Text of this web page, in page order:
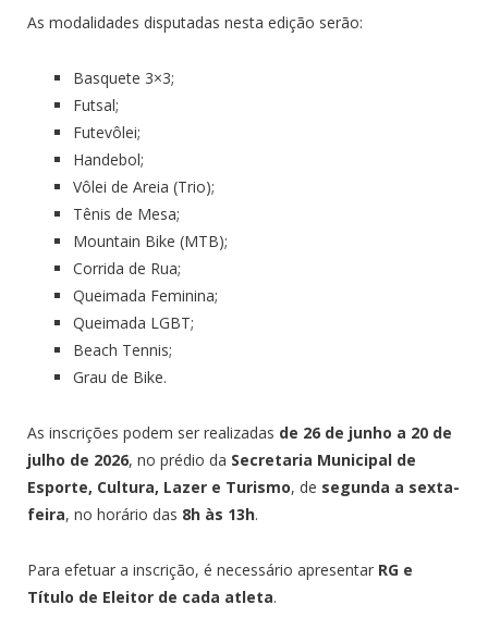
As modalidades disputadas nesta edição serão:
Basquete 3×3;
Futsal;
Futevôlei;
Handebol;
Vôlei de Areia (Trio);
Tênis de Mesa;
Mountain Bike (MTB);
Corrida de Rua;
Queimada Feminina;
Queimada LGBT;
Beach Tennis;
Grau de Bike.
As inscrições podem ser realizadas de 26 de junho a 20 de
julho de 2026, no prédio da Secretaria Municipal de
Esporte, Cultura, Lazer e Turismo, de segunda a sexta-
feira, no horário das 8h às 13h.
Para efetuar a inscrição, é necessário apresentar RG e
Título de Eleitor de cada atleta.